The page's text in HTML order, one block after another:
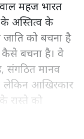
महज भारत
के अस्तित्व के
को बचना है
कैसे बचना है। वे
संगठित मानव
लेकिन आखिरकार
रास्ते को